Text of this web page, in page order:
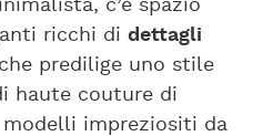
c’è spazio
ricchi di dettagli
predilige uno stile
haute couture di
impreziositi da